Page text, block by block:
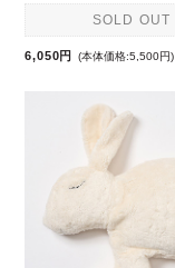
SOLD OUT
6,050円 (本体価格:5,500円)